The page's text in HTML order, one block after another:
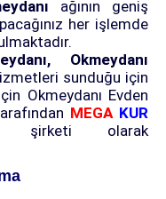
ağının geniş
her işlemde
Okmeydanı
sunduğu için
Okmeydanı Evden
MEGA KUR
şirketi olarak